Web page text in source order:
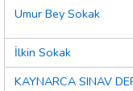
Umur Bey Sokak
İlkin Sokak
KAYNARCA SINAV